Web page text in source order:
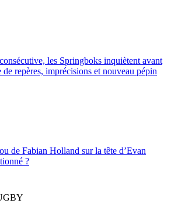
les Springboks inquiètent avant
repères, imprécisions et nouveau pépin
de Fabian Holland sur la tête d’Evan
?